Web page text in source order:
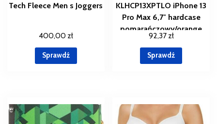
Tech Fleece Men s Joggers
400,00 zł
Sprawdź
KLHCP13XPTLO iPhone 13
Pro Max 6,7″ hardcase
pomarańczowy/orange
Perforated Allover
(1990855)
92,37 zł
Sprawdź